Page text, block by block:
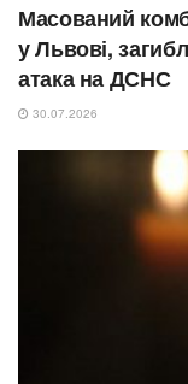
Масований
у Львові,
атака на ДСНС
30.07.2026